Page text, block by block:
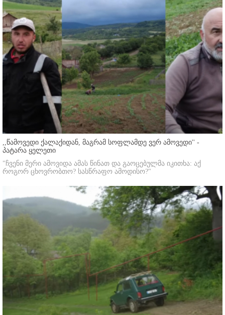
,,წამოვედი ქალაქიდან, მაგრამ სოფლამდე ვერ ამოვედი'' -
პატარა ყელეთი
"ჩვენი მერი ამოვიდა ამას წინათ და გაოცებულმა იკითხა: აქ
როგორ ცხოვრობთო? სასწრაფო ამოდისო?"